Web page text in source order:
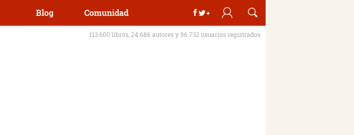
Blog Comunidad
113.600 libros, 24.686 autores y 96.732 usuarios registrados